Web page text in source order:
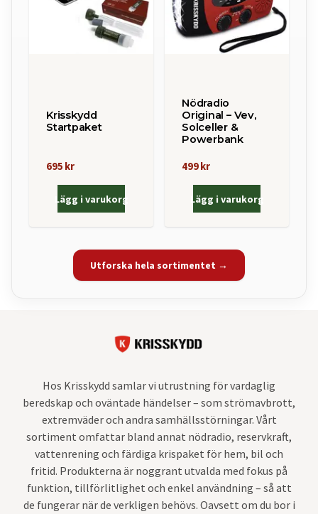
Krisskydd
Startpaket
695 kr
Lägg i varukorg
Nödradio
Original – Vev,
Solceller &
Powerbank
499 kr
Lägg i varukorg
Utforska hela sortimentet →
Hos Krisskydd samlar vi utrustning för vardaglig
beredskap och oväntade händelser – som strömavbrott,
extremväder och andra samhällsstörningar. Vårt
sortiment omfattar bland annat nödradio, reservkraft,
vattenrening och färdiga krispaket för hem, bil och
fritid. Produkterna är noggrant utvalda med fokus på
funktion, tillförlitlighet och enkel användning – så att
de fungerar när de verkligen behövs. Oavsett om du bor i